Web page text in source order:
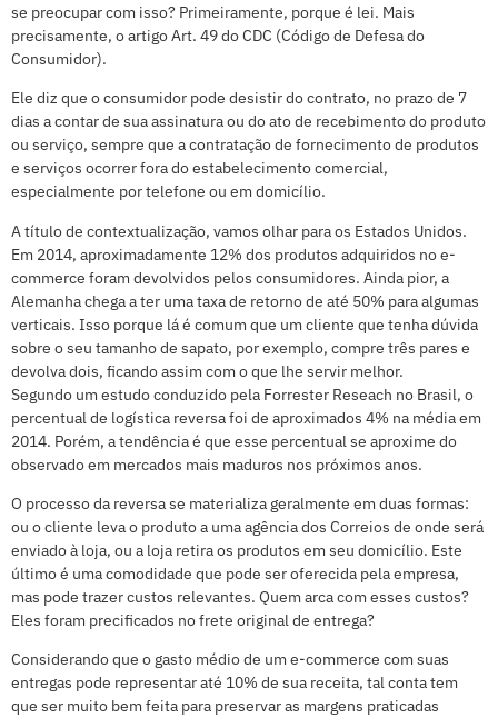
se preocupar com isso? Primeiramente, porque é lei. Mais
precisamente, o artigo Art. 49 do CDC (Código de Defesa do
Consumidor).
Ele diz que o consumidor pode desistir do contrato, no prazo de 7
dias a contar de sua assinatura ou do ato de recebimento do produto
ou serviço, sempre que a contratação de fornecimento de produtos
e serviços ocorrer fora do estabelecimento comercial,
especialmente por telefone ou em domicílio.
A título de contextualização, vamos olhar para os Estados Unidos.
Em 2014, aproximadamente 12% dos produtos adquiridos no e-
commerce foram devolvidos pelos consumidores. Ainda pior, a
Alemanha chega a ter uma taxa de retorno de até 50% para algumas
verticais. Isso porque lá é comum que um cliente que tenha dúvida
sobre o seu tamanho de sapato, por exemplo, compre três pares e
devolva dois, ficando assim com o que lhe servir melhor.
Segundo um estudo conduzido pela Forrester Reseach no Brasil, o
percentual de logística reversa foi de aproximados 4% na média em
2014. Porém, a tendência é que esse percentual se aproxime do
observado em mercados mais maduros nos próximos anos.
O processo da reversa se materializa geralmente em duas formas:
ou o cliente leva o produto a uma agência dos Correios de onde será
enviado à loja, ou a loja retira os produtos em seu domicílio. Este
último é uma comodidade que pode ser oferecida pela empresa,
mas pode trazer custos relevantes. Quem arca com esses custos?
Eles foram precificados no frete original de entrega?
Considerando que o gasto médio de um e-commerce com suas
entregas pode representar até 10% de sua receita, tal conta tem
que ser muito bem feita para preservar as margens praticadas